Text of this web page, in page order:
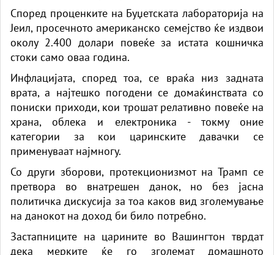
Според проценките на Буџетската лабораторија на
Јеил, просечното американско семејство ќе издвои
околу 2.400 долари повеќе за истата кошничка
стоки само оваа година.
Инфлацијата, според тоа, се враќа низ задната
врата, а најтешко погодени се домаќинствата со
пониски приходи, кои трошат релативно повеќе на
храна, облека и електроника - токму оние
категории за кои царинските давачки се
применуваат најмногу.
Со други зборови, протекционизмот на Трамп се
претвора во внатрешен данок, но без јасна
политичка дискусија за тоа каков вид зголемување
на данокот на доход би било потребно.
Застапниците на царините во Вашингтон тврдат
дека мерките ќе го зголемат домашното